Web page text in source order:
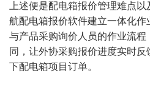
上述便是配电箱报价管理难点
航配电箱报价软件建立一体化
与产品采购询价人员的作业流
同，让外协采购报价进度实时
下配电箱项目订单。